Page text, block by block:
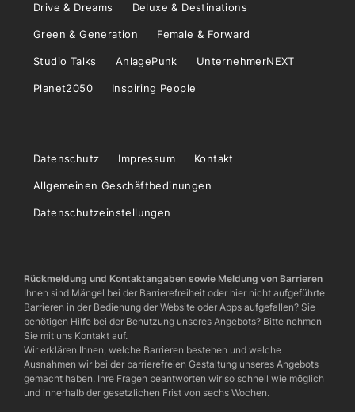
Drive & Dreams Deluxe & Destinations
Green & Generation Female & Forward
Studio Talks AnlagePunk UnternehmerNEXT
Planet2050 Inspiring People
Datenschutz Impressum Kontakt
Allgemeinen Geschäftbedinungen
Datenschutzeinstellungen
Rückmeldung und Kontaktangaben sowie Meldung von Barrieren
Ihnen sind Mängel bei der Barrierefreiheit oder hier nicht aufgeführte
Barrieren in der Bedienung der Website oder Apps aufgefallen? Sie
benötigen Hilfe bei der Benutzung unseres Angebots? Bitte nehmen
Sie mit uns Kontakt auf.
Wir erklären Ihnen, welche Barrieren bestehen und welche
Ausnahmen wir bei der barrierefreien Gestaltung unseres Angebots
gemacht haben. Ihre Fragen beantworten wir so schnell wie möglich
und innerhalb der gesetzlichen Frist von sechs Wochen.